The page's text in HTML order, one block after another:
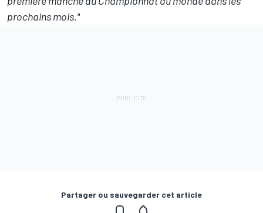
prochains mois."
Partager ou sauvegarder cet article